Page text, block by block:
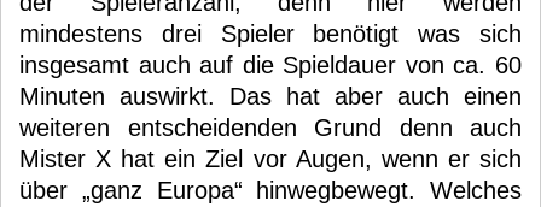
mindestens drei Spieler benötigt was sich
insgesamt auch auf die Spieldauer von ca. 60
Minuten auswirkt. Das hat aber auch einen
weiteren entscheidenden Grund denn auch
Mister X hat ein Ziel vor Augen, wenn er sich
über „ganz Europa“ hinwegbewegt. Welches